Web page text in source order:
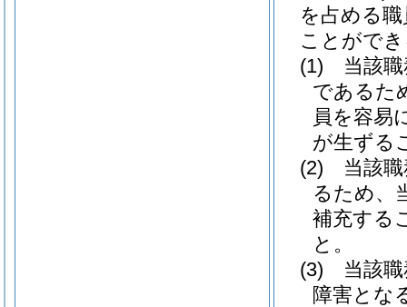
を占める
ことがで
(1)
当該
であるた
員を容易
が生ずる
(2)
当該
るため、
補充する
と。
(3)
当該
障害とな